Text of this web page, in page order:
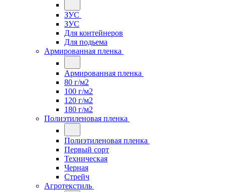
ЗУС
ЗУС
Для контейнеров
Для подьема
Армированная пленка
Армированная пленка
80 г/м2
100 г/м2
120 г/м2
180 г/м2
Полиэтиленовая пленка
Полиэтиленовая пленка
Первый сорт
Техническая
Черная
Стрейч
Агротекстиль